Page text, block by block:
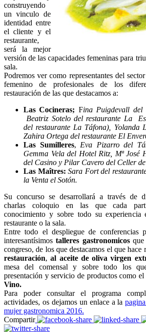
construyendo
un vinculo de
identidad entre
el cliente y el
restaurante,
será la mejor
versión de las capacidades femeninas para
sala.
Podremos ver como representantes del
femenino de profesionales de los
restauración de las que destacamos a:
Las Cocineras; Fina Puigdevall del
Beatriz Sotelo del restaurante La
del restaurante La Táfona), Yolanda
Zahira Ortega del restaurante El
Las Sumilleres, Eva Pizarro del
Gemma Vela del Hotel Ritz, Mª José
del Casino y Pilar Cavero del Celler
Las Maîtres: Sara Fort del
la Venta el Sotón.
Su concurso se desarrollará a través de
charlas coloquio en las que cada
conocimiento y sobre todo su
restaurante o la sala.
Entre todo el despliegue de conferencias
interesantísimostalleres gastronomicosque
congreso, de los que destacamos el que hace
restauración, al aceite de oliva virgen
mesa del comensal y sobre todo los
presentación y servicio de productos como el
Vino.
Para poder consultar el programa
actividades, os dejamos un enlace a la
mujer gastronomica 2016.
Compartir